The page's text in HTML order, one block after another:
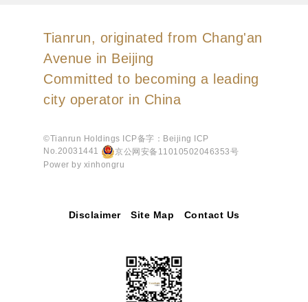
Tianrun, originated from Chang'an
Avenue in Beijing
Committed to becoming a leading
city operator in China
©Tianrun Holdings ICP备字：Beijing ICP
No.20031441
京公网安备11010502046353号
Power by xinhongru
Disclaimer Site Map Contact Us